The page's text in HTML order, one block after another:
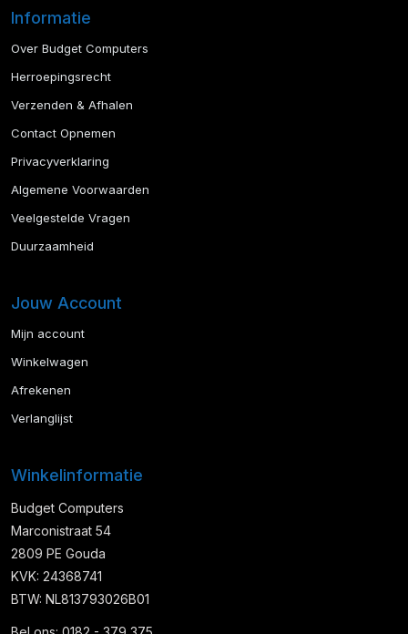
Informatie
Over Budget Computers
Herroepingsrecht
Verzenden & Afhalen
Contact Opnemen
Privacyverklaring
Algemene Voorwaarden
Veelgestelde Vragen
Duurzaamheid
Jouw Account
Mijn account
Winkelwagen
Afrekenen
Verlanglijst
Winkelinformatie
Budget Computers
Marconistraat 54
2809 PE Gouda
KVK: 24368741
BTW: NL813793026B01